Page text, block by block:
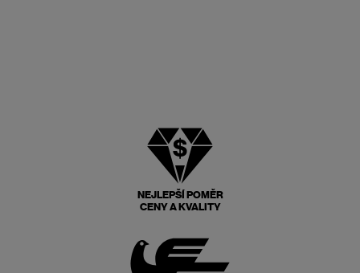
NEJLEPŠÍ POMĚR
CENY A KVALITY